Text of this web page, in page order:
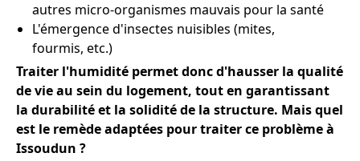
autres micro-organismes mauvais pour la santé
L'émergence d'insectes nuisibles (mites,
fourmis, etc.)
Traiter l'humidité permet donc d'hausser la qualité
de vie au sein du logement, tout en garantissant
la durabilité et la solidité de la structure. Mais quel
est le remède adaptées pour traiter ce problème à
Issoudun ?